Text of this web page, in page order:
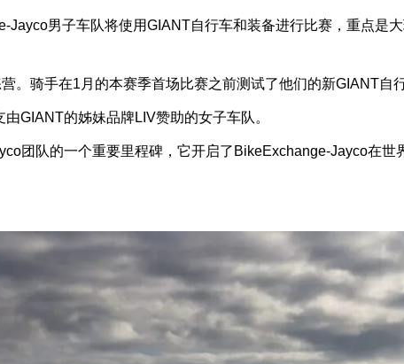
Jayco男子车队将使用GIANT自行车和装备进行比赛，重点是
。骑手在1月的本赛季首场比赛之前测试了他们的新GIANT自
GIANT的姊妹品牌LIV赞助的女子车队。
团队的一个重要里程碑，它开启了BikeExchange-Jayco在世